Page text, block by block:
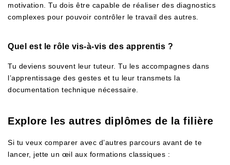
motivation. Tu dois être capable de réaliser des diagnostics
complexes pour pouvoir contrôler le travail des autres.
Quel est le rôle vis-à-vis des apprentis ?
Tu deviens souvent leur tuteur. Tu les accompagnes dans
l’apprentissage des gestes et tu leur transmets la
documentation technique nécessaire.
Explore les autres diplômes de la filière
Si tu veux comparer avec d’autres parcours avant de te
lancer, jette un œil aux formations classiques :